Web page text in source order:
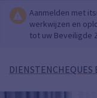
Aanmelden met
werkwijzen en
tot uw Beveiligde
DIENSTENCHEQUES